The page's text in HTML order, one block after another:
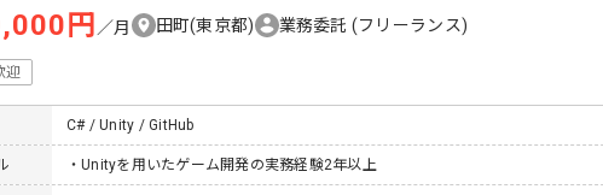
円 ／月 田町(東京都) 業務委託 (フリーランス)
迎
C# / Unity / GitHub
・Unityを用いたゲーム開発の実務経験2年以上